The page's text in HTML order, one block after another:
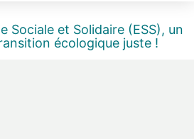
Sociale et Solidaire (ESS), un
écologique juste !